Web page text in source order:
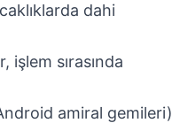
dahi
işlem sırasında
amiral gemileri)